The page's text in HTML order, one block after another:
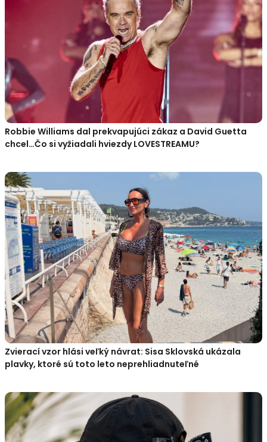
Robbie Williams dal prekvapujúci zákaz a David Guetta
chcel…Čo si vyžiadali hviezdy LOVESTREAMU?
Zvierací vzor hlási veľký návrat: Sisa Sklovská ukázala
plavky, ktoré sú toto leto neprehliadnuteľné